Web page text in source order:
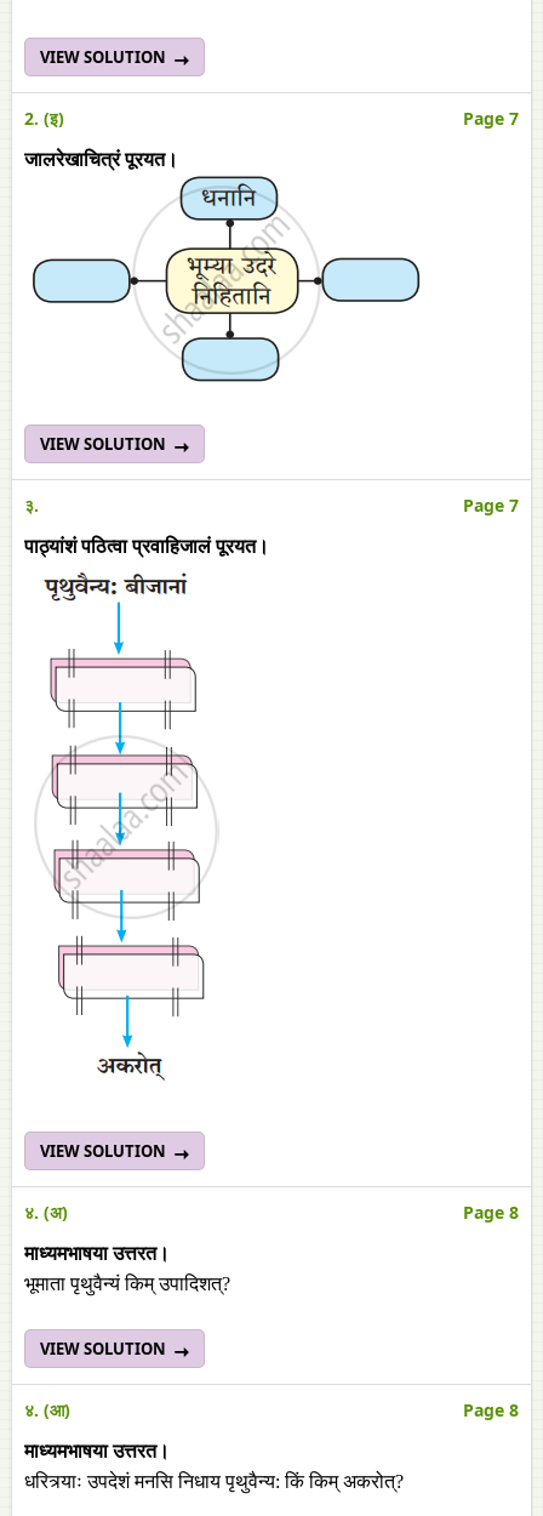
VIEW SOLUTION
2. (इ) Page 7
जालरेखाचित्रं पूरयत।
VIEW SOLUTION
३. Page 7
पाठ्यांशं पठित्वा प्रवाहिजालं पूरयत।
VIEW SOLUTION
४. (अ) Page 8
माध्यमभाषया उत्तरत।
भूमाता पृथुवैन्यं किम्‌ उपादिशत्‌?
VIEW SOLUTION
४. (आ) Page 8
माध्यमभाषया उत्तरत।
धरित्र्याः उपदेशं मनसि निधाय पृथुवैन्य: किं किम्‌ अकरोत्‌?